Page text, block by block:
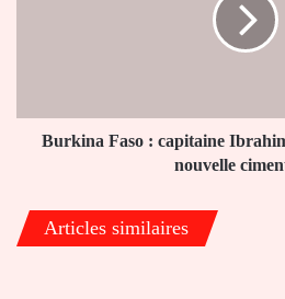
nouvelle
cimenterie
Burkina Faso : capitaine
nouvelle
Articles similaires